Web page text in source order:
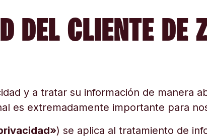
DEL CLIENTE DE
y a tratar su información de manera
es extremadamente importante para
) se aplica al tratamiento de